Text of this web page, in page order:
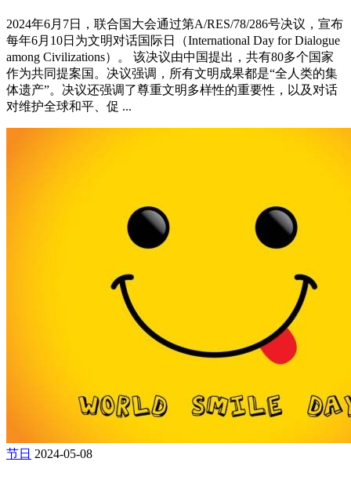
2024年6月7日，联合国大会通过第A/RES/78/286号决议，宣布
每年6月10日为文明对话国际日（International Day for Dialogue
among Civilizations）。 该决议由中国提出，共有80多个国家
作为共同提案国。决议强调，所有文明成果都是“全人类的集
体遗产”。决议还强调了尊重文明多样性的重要性，以及对话
对维护全球和平、促 ...
节日 2024-05-08